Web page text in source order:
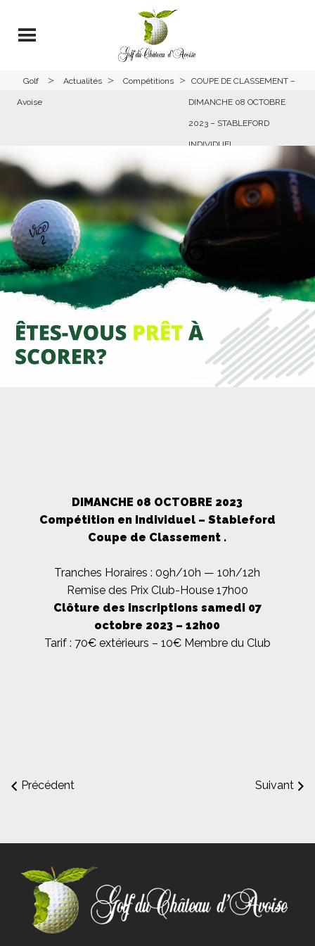
Golf
Avoise
> Actualités > Compétitions > COUPE DE CLASSEMENT –
DIMANCHE 08 OCTOBRE
2023 – STABLEFORD
INDIVIDUEL
DIMANCHE 08 OCTOBRE 2023
Compétition en Individuel – Stableford
Coupe de Classement .
Tranches Horaires : 09h/10h — 10h/12h
Remise des Prix Club-House 17h00
Clôture des inscriptions samedi 07
octobre 2023 – 12h00
Tarif : 70€ extérieurs – 10€ Membre du Club
Précédent Suivant